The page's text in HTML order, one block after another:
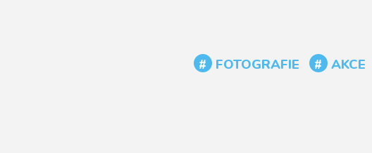
FOTOGRAFIE AKCE